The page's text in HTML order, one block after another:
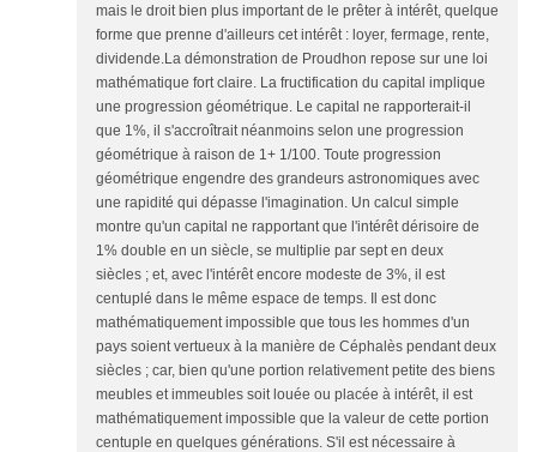
mais le droit bien plus important de le prêter à intérêt, quelque
forme que prenne d'ailleurs cet intérêt : loyer, fermage, rente,
dividende.La démonstration de Proudhon repose sur une loi
mathématique fort claire. La fructification du capital implique
une progression géométrique. Le capital ne rapporterait-il
que 1%, il s'accroîtrait néanmoins selon une progression
géométrique à raison de 1+ 1/100. Toute progression
géométrique engendre des grandeurs astronomiques avec
une rapidité qui dépasse l'imagination. Un calcul simple
montre qu'un capital ne rapportant que l'intérêt dérisoire de
1% double en un siècle, se multiplie par sept en deux
siècles ; et, avec l'intérêt encore modeste de 3%, il est
centuplé dans le même espace de temps. Il est donc
mathématiquement impossible que tous les hommes d'un
pays soient vertueux à la manière de Céphalès pendant deux
siècles ; car, bien qu'une portion relativement petite des biens
meubles et immeubles soit louée ou placée à intérêt, il est
mathématiquement impossible que la valeur de cette portion
centuple en quelques générations. S'il est nécessaire à